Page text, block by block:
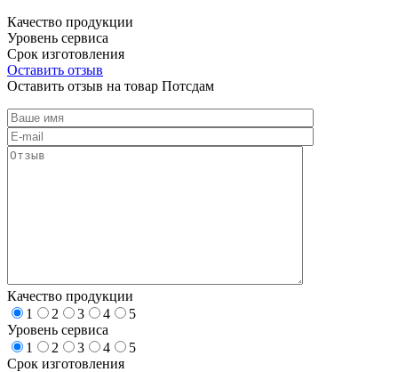
Качество продукции
Уровень сервиса
Срок изготовления
Оставить отзыв
Оставить отзыв на товар Потсдам
Качество продукции
1
2 3 4
5
Уровень сервиса
1
2 3 4
5
Срок изготовления